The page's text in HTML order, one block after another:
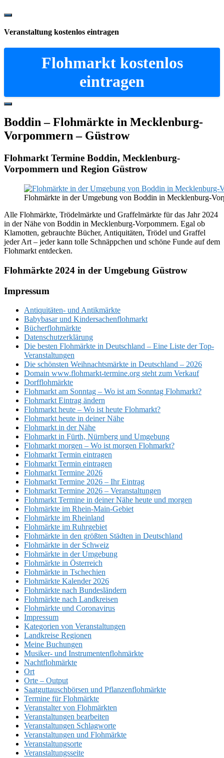
Show
Content
Veranstaltung kostenlos eintragen
Flohmarkt kostenlos
eintragen
Hide
Content
Boddin – Flohmärkte in Mecklenburg-
Vorpommern – Güstrow
Flohmarkt Termine Boddin, Mecklenburg-
Vorpommern und Region Güstrow
Flohmärkte in der Umgebung von Boddin in Mecklenburg-
Alle Flohmärkte, Trödelmärkte und Graffelmärkte für das Jahr 2024
in der Nähe von Boddin in Mecklenburg-Vorpommern. Egal ob
Klamotten, gebrauchte Bücher, Antiquitäten, Trödel und Graffel
jeder Art – jeder kann tolle Schnäppchen und schöne Funde auf dem
Flohmarkt entdecken.
Flohmärkte 2024 in der Umgebung Güstrow
Footer
Impressum
Antiquitäten- und Antikmärkte
Babybasar und Kindersachenflohmarkt
Bücherflohmärkte
Datenschutzerklärung
Die besten Flohmärkte in Deutschland – Eine Liste der Top-
Veranstaltungen
Die schönsten Weihnachtsmärkte in Deutschland – 2026
Domain www.flohmarkt-termine.org steht zum Verkauf
Dorfflohmärkte
Flohmarkt am Sonntag – Wo ist am Sonntag Flohmarkt?
Flohmarkt Eintrag ändern
Flohmarkt heute – Wo ist heute Flohmarkt?
Flohmarkt heute in deiner Nähe
Flohmarkt in der Nähe
Flohmarkt in Fürth, Nürnberg und Umgebung
Flohmarkt morgen – Wo ist morgen Flohmarkt?
Flohmarkt Termin eintragen
Flohmarkt Termin eintragen
Flohmarkt Termine 2026
Flohmarkt Termine 2026 – Ihr Eintrag
Flohmarkt Termine 2026 – Veranstaltungen
Flohmarkt Termine in deiner Nähe heute und morgen
Flohmärkte im Rhein-Main-Gebiet
Flohmärkte im Rheinland
Flohmärkte im Ruhrgebiet
Flohmärkte in den größten Städten in Deutschland
Flohmärkte in der Schweiz
Flohmärkte in der Umgebung
Flohmärkte in Österreich
Flohmärkte in Tschechien
Flohmärkte Kalender 2026
Flohmärkte nach Bundesländern
Flohmärkte nach Landkreisen
Flohmärkte und Coronavirus
Impressum
Kategorien von Veranstaltungen
Landkreise Regionen
Meine Buchungen
Musiker- und Instrumentenflohmärkte
Nachtflohmärkte
Ort
Orte – Output
Saatguttauschbörsen und Pflanzenflohmärkte
Termine für Flohmärkte
Veranstalter von Flohmärkten
Veranstaltungen bearbeiten
Veranstaltungen Schlagworte
Veranstaltungen und Flohmärkte
Veranstaltungsorte
Veranstaltungsseite